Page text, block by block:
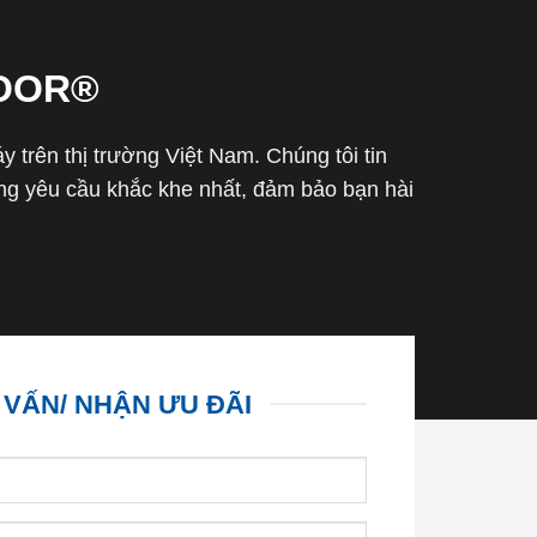
trên thị trường Việt Nam. Chúng tôi tin
yêu cầu khắc khe nhất, đảm bảo bạn hài
NHẬN ƯU ĐÃI